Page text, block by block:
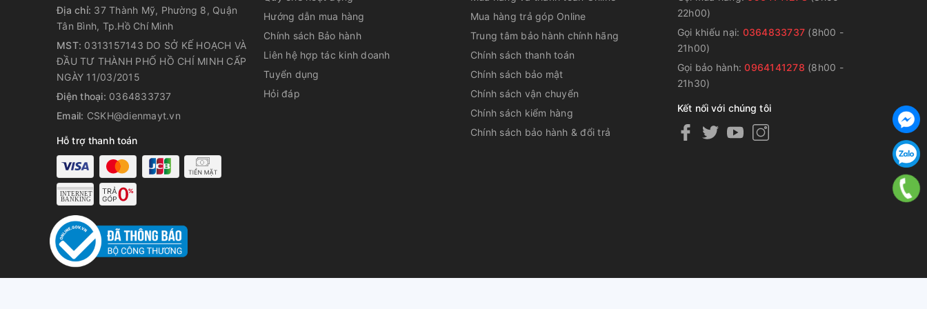
lạnh, tiết kiệm điện. Chỉ cần 1 lần đổ đầy, tủ lạnh có thể cung cấp 16 ly nước (Dành cho dung
tích 250ml/ ly) với dung tích bình chứa lên đến 4L.
Bảo quản thịt cá tươi ngon suốt 7 ngày, chế biến không
cần rã đông với ngăn đông mềm TasteSeal -2 độ C
Ngăn đông mềm TasteSeal với mức nhiệt độ - 2 độ C, giúp thực phẩm được bảo quản lạnh mà
không bị đông đá, sẵn sàng để chế biến ngay không phải rã đông. Ngoài ra, ngăn đông mềm
TasteSeal còn giữ cho thực phẩm luôn tươi ngon, trọn vị trong suốt 7 ngày.
Khay kim loại cao cấp TasteSeal
lưu trữ
Chiếc tủ lạnh ngăn đá trên này còn trang bị thêm khay kim loại cao cấp đảm bảo không gian lưu
Địa chỉ: 37 Thành Mỹ, Phường 8, Quận
Tân Bình, Tp.Hồ Chí Minh
MST: 0313157143 DO SỞ KẾ HOẠCH VÀ
ĐẦU TƯ THÀNH PHỐ HỒ CHÍ MINH CẤP
NGÀY 11/03/2015
Điện thoại: 0364833737
Email: CSKH@dienmayt.vn
Hỗ trợ thanh toán
Hướng dẫn mua hàng
Chính sách Bảo hành
Liên hệ hợp tác kinh doanh
Tuyển dụng
Hỏi đáp
Mua hàng trả góp Online
Trung tâm bảo hành chính hãng
Chính sách thanh toán
Chính sách bảo mật
Chính sách vận chuyển
Chính sách kiểm hàng
Chính sách bảo hành & đổi trả
22h00)
Gọi khiếu nại: 0364833737 (8h00 -
21h00)
Gọi bảo hành:0964141278 (8h00 -
21h30)
Kết nối với chúng tôi